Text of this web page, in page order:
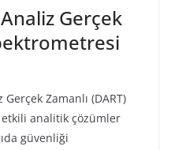
Gerçek
Zamanlı (DART)
etkili analitik çözümler
güvenliği